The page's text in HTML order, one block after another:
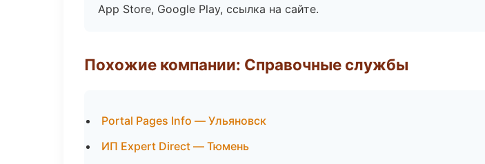
App Store, Google Play, ссылка на сайте.
Похожие компании: Справочные службы
Portal Pages Info — Ульяновск
ИП Expert Direct — Тюмень